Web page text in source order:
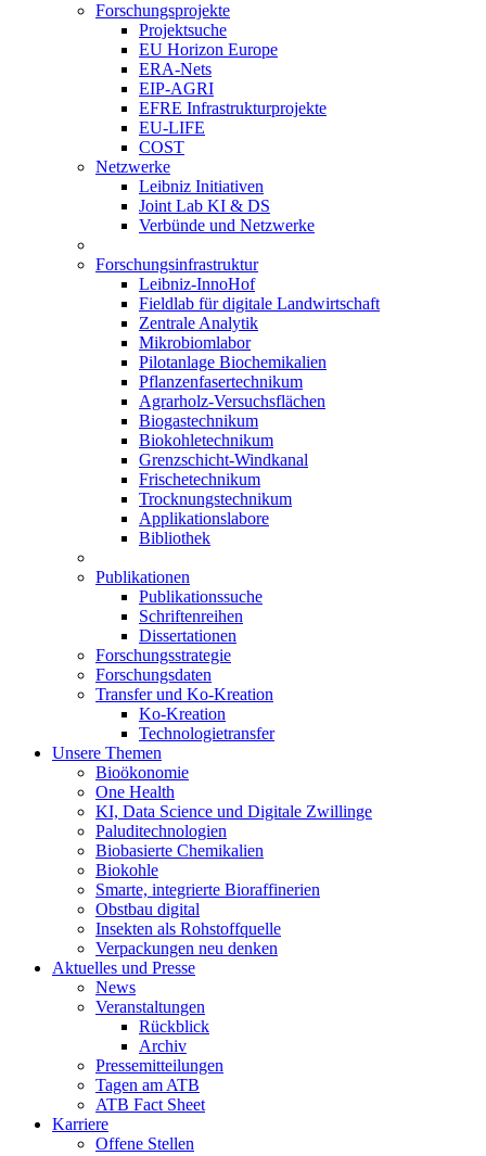
Forschungsprojekte
Projektsuche
EU Horizon Europe
ERA-Nets
EIP-AGRI
EFRE Infrastrukturprojekte
EU-LIFE
COST
Netzwerke
Leibniz Initiativen
Joint Lab KI & DS
Verbünde und Netzwerke
Forschungsinfrastruktur
Leibniz-InnoHof
Fieldlab für digitale Landwirtschaft
Zentrale Analytik
Mikrobiomlabor
Pilotanlage Biochemikalien
Pflanzenfasertechnikum
Agrarholz-Versuchsflächen
Biogastechnikum
Biokohletechnikum
Grenzschicht-Windkanal
Frischetechnikum
Trocknungstechnikum
Applikationslabore
Bibliothek
Publikationen
Publikationssuche
Schriftenreihen
Dissertationen
Forschungsstrategie
Forschungsdaten
Transfer und Ko-Kreation
Ko-Kreation
Technologietransfer
Unsere Themen
Bioökonomie
One Health
KI, Data Science und Digitale Zwillinge
Paluditechnologien
Biobasierte Chemikalien
Biokohle
Smarte, integrierte Bioraffinerien
Obstbau digital
Insekten als Rohstoffquelle
Verpackungen neu denken
Aktuelles und Presse
News
Veranstaltungen
Rückblick
Archiv
Pressemitteilungen
Tagen am ATB
ATB Fact Sheet
Karriere
Offene Stellen